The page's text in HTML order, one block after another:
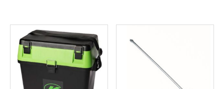
67,00 €
hasta
71,00 €